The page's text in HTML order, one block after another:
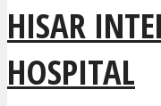
HISAR
HOSPITAL